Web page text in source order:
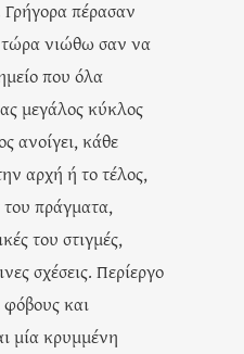
Γρήγορα πέρασαν
τώρα νιώθω σαν να
που όλα
μεγάλος κύκλος
ανοίγει, κάθε
αρχή ή το τέλος,
του πράγματα,
του στιγμές,
σχέσεις. Περίεργο
φόβους και
μία κρυμμένη